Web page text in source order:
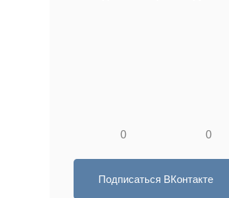
0 0
Подписаться ВКонтакте